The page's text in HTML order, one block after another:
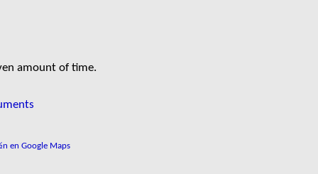
amount of time.